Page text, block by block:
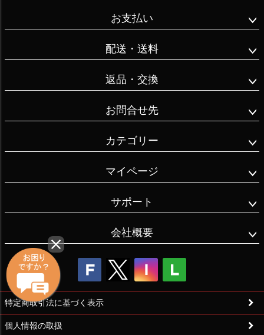
お支払い
配送・送料
返品・交換
お問合せ先
カテゴリー
マイページ
サポート
会社概要
特定商取引法に基づく表示
個人情報の取扱